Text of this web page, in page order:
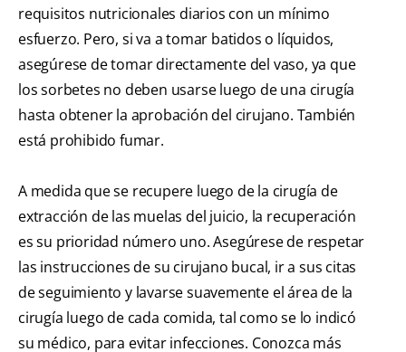
requisitos nutricionales diarios con un mínimo
esfuerzo. Pero, si va a tomar batidos o líquidos,
asegúrese de tomar directamente del vaso, ya que
los sorbetes no deben usarse luego de una cirugía
hasta obtener la aprobación del cirujano. También
está prohibido fumar.
A medida que se recupere luego de la cirugía de
extracción de las muelas del juicio, la recuperación
es su prioridad número uno. Asegúrese de respetar
las instrucciones de su cirujano bucal, ir a sus citas
de seguimiento y lavarse suavemente el área de la
cirugía luego de cada comida, tal como se lo indicó
su médico, para evitar infecciones. Conozca más